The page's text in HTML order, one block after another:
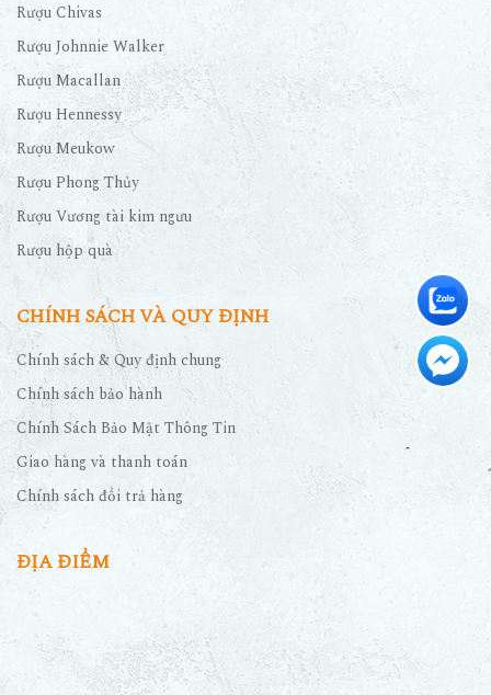
Rượu Chivas
Rượu Johnnie Walker
Rượu Macallan
Rượu Hennessy
Rượu Meukow
Rượu Phong Thủy
Rượu Vương tài kim ngưu
Rượu hộp quà
CHÍNH SÁCH VÀ QUY ĐỊNH
Chính sách & Quy định chung
Chính sách bảo hành
Chính Sách Bảo Mật Thông Tin
Giao hàng và thanh toán
Chính sách đổi trả hàng
ĐỊA ĐIỂM